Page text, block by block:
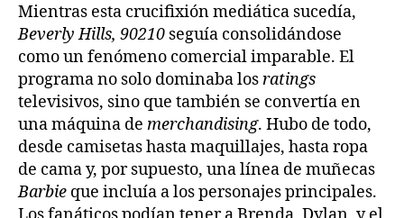
Mientras esta crucifixión mediática sucedía,
Beverly Hills, 90210 seguía consolidándose
como un fenómeno comercial imparable. El
programa no solo dominaba losratings
televisivos, sino que también se convertía en
una máquina de merchandising. Hubo de todo,
desde camisetas hasta maquillajes, hasta ropa
de cama y, por supuesto, una línea de muñecas
Barbie que incluía a los personajes principales.